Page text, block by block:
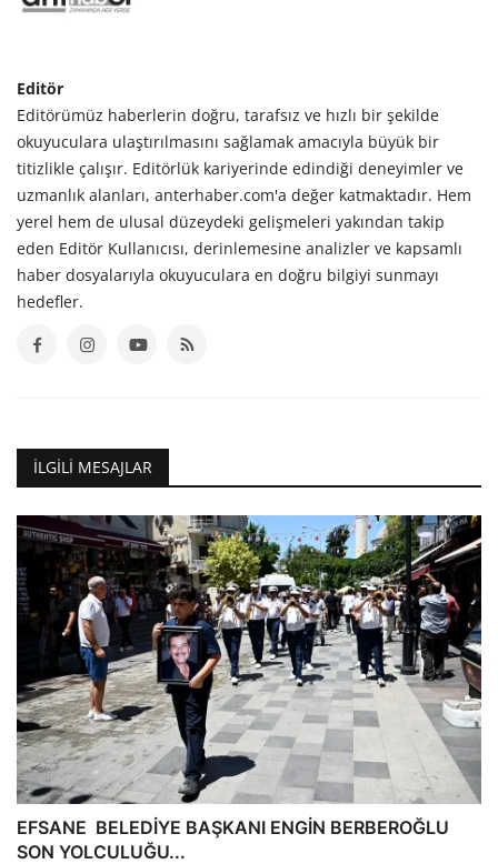
Editör
Editörümüz haberlerin doğru, tarafsız ve hızlı bir şekilde
okuyuculara ulaştırılmasını sağlamak amacıyla büyük bir
titizlikle çalışır. Editörlük kariyerinde edindiği deneyimler ve
uzmanlık alanları, anterhaber.com'a değer katmaktadır. Hem
yerel hem de ulusal düzeydeki gelişmeleri yakından takip
eden Editör Kullanıcısı, derinlemesine analizler ve kapsamlı
haber dosyalarıyla okuyuculara en doğru bilgiyi sunmayı
hedefler.
İLGILI MESAJLAR
EFSANE BELEDİYE BAŞKANI ENGİN BERBEROĞLU
SON YOLCULUĞU...